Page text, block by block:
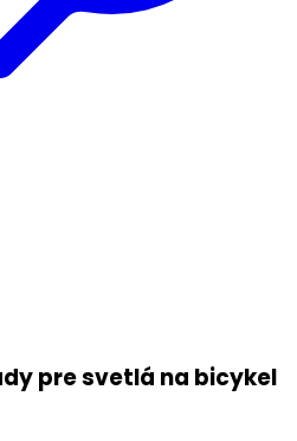
pre svetlá na bicykel